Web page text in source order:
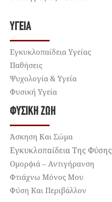
ΥΓΕΊΑ
Εγκυκλοπαίδεια Υγείας
Παθήσεις
Ψυχολογία & Υγεία
Φυσική Υγεία
ΦΥΣΙΚΉ ΖΩΉ
Άσκηση Και Σώμα
Εγκυκλοπαίδεια Της Φύσης
Ομορφιά – Αντιγήρανση
Φτιάχνω Μόνος Μου
Φύση Και Περιβάλλον